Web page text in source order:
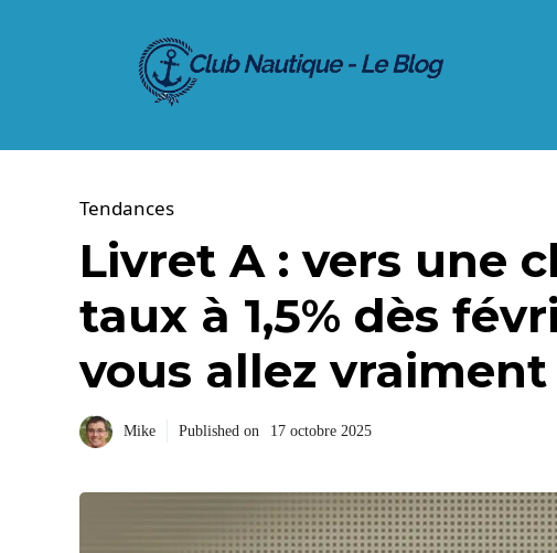
Tendances
Livret A : vers une
taux à 1,5% dès
vous allez
Mike Published on 17 octobre 2025